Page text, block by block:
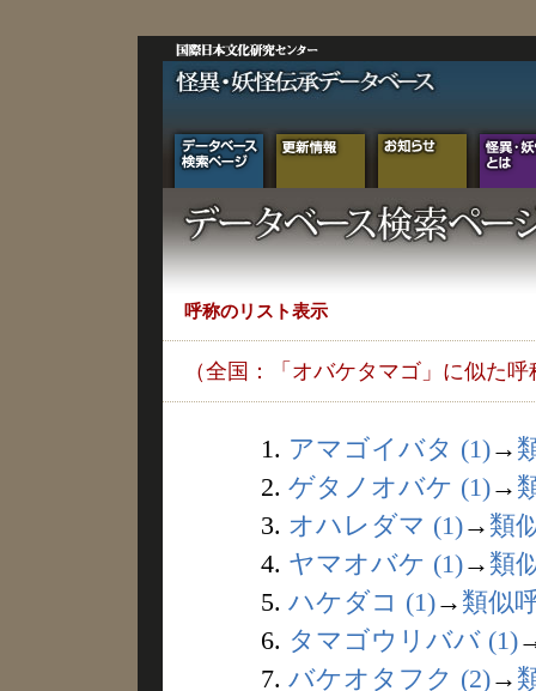
呼称のリスト表示
（全国：「オバケタマゴ」に似た呼
1. アマゴイバタ (1)→
2. ゲタノオバケ (1)→
3. オハレダマ (1)→ 類
4. ヤマオバケ (1)→ 類
5. ハケダコ (1)→ 類似
6. タマゴウリババ (1)
7. バケオタフク (2)→